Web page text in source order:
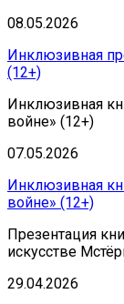
08.05.2026
Инклюзивная
(12+)
Инклюзивная
войне» (12+)
07.05.2026
Инклюзивная
войне» (12+)
Презентация
искусстве
29.04.2026